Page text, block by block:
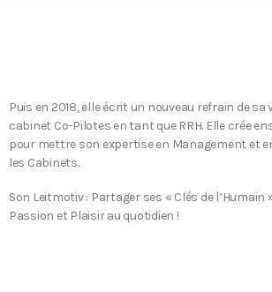
Puis en 2018, elle écrit un nouveau refrain de sa
cabinet Co-Pilotes en tant que RRH. Elle crée
pour mettre son expertise en Management et
les Cabinets.
Son Leitmotiv : Partager ses « Clés de
Passion et Plaisir au quotidien !